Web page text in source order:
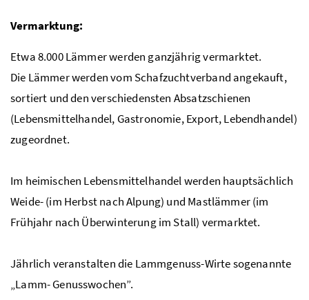
Vermarktung:
Etwa 8.000 Lämmer werden ganzjährig vermarktet.
Die Lämmer werden vom Schafzuchtverband angekauft,
sortiert und den verschiedensten Absatzschienen
(Lebensmittelhandel, Gastronomie, Export, Lebendhandel)
zugeordnet.
Im heimischen Lebensmittelhandel werden hauptsächlich
Weide- (im Herbst nach Alpung) und Mastlämmer (im
Frühjahr nach Überwinterung im Stall) vermarktet.
Jährlich veranstalten die Lammgenuss-Wirte sogenannte
„Lamm- Genusswochen”.